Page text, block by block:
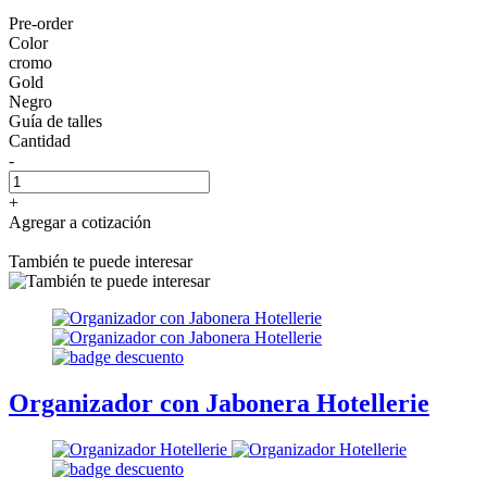
Pre-order
Color
cromo
Gold
Negro
Guía de talles
Cantidad
-
+
Agregar a cotización
También te puede interesar
Organizador con Jabonera Hotellerie